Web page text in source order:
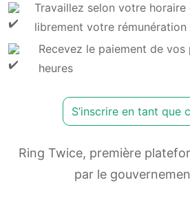
Travaillez selon votre horaire
librement votre rémunération
Recevez le paiement de
heures
S’inscrire en tant que
Ring Twice, première
par le